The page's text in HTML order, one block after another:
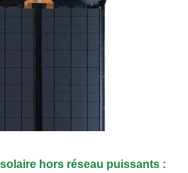
hors réseau puissants :